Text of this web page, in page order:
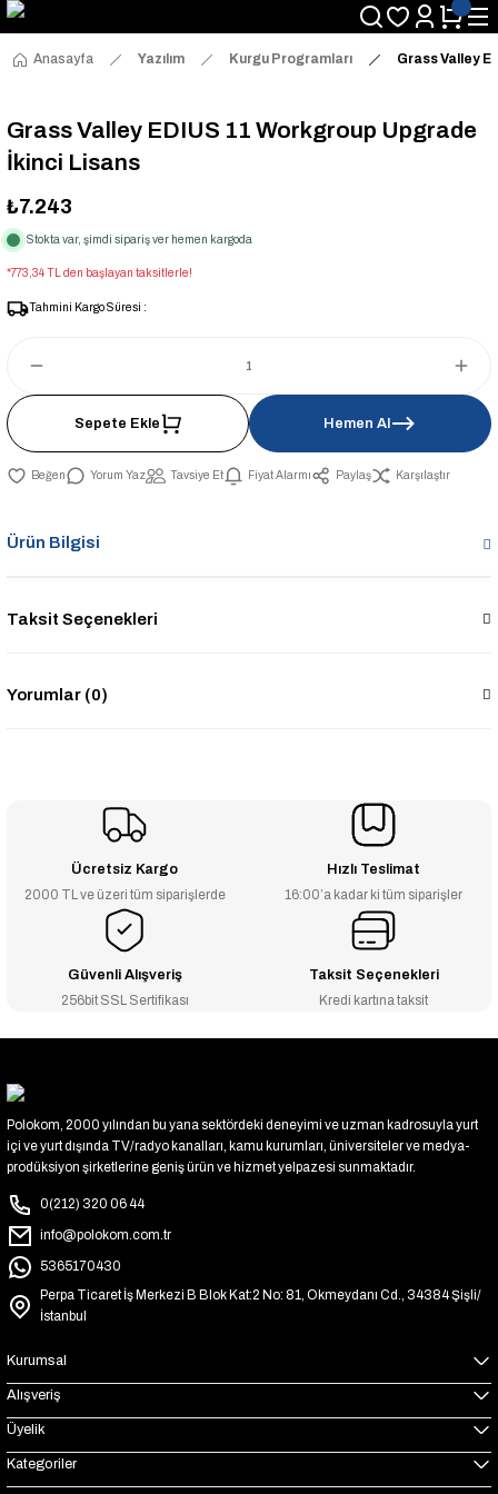
Anasayfa Yazılım Kurgu Programları Grass Valley
Grass Valley EDIUS 11 Workgroup Upgrade
İkinci Lisans
₺7.243
Stokta var, şimdi sipariş ver hemen kargoda
*773,34 TL den başlayan taksitlerle!
Tahmini Kargo Süresi :
Sepete Ekle Hemen Al
Yorum Yaz Tavsiye Et Fiyat Alarmı Paylaş Karşılaştır
Ürün Bilgisi
Taksit Seçenekleri
Yorumlar (0)
Ücretsiz Kargo
2000 TL ve üzeri tüm siparişlerde
Hızlı Teslimat
16:00’a kadar ki tüm siparişler
Güvenli Alışveriş
256bit SSL Sertifikası
Taksit Seçenekleri
Kredi kartına taksit
Polokom, 2000 yılından bu yana sektördeki deneyimi ve uzman kadrosuyla yurt
içi ve yurt dışında TV/radyo kanalları, kamu kurumları, üniversiteler ve medya-
prodüksiyon şirketlerine geniş ürün ve hizmet yelpazesi sunmaktadır.
0(212) 320 06 44
info@polokom.com.tr
5365170430
Perpa Ticaret İş Merkezi B Blok Kat:2 No: 81, Okmeydanı Cd., 34384 Şişli/
İstanbul
Kurumsal
Alışveriş
Üyelik
Kategoriler